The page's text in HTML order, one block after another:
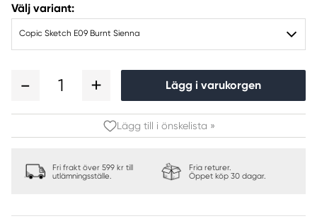
Välj variant:
Copic Sketch E09 Burnt Sienna
1 Lägg i varukorgen
Lägg till i önskelista »
Fri frakt över 599 kr till
utlämningsställe.
Fria returer.
Öppet köp 30 dagar.